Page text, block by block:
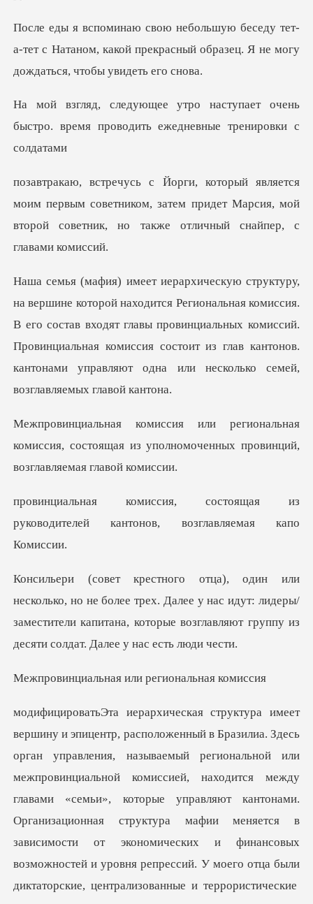
ет-
а-тет с Натаном, какой прекрасный образец.
упает очень
быстро. время проводит
первым советником, затем придет Марсия, мой
второй с
комиссия.
В его состав входят главы провинциальных комиссий.
Провинциальная комиссия состоит
ая
комиссия, состоящая из уполномоченных
ящая из
руководителей кантонов
ее трех. Далее у нас идут: лидеры/
заместители капитана, которые
ная или регион
ежду
главами «семьи», которые управляют кантонами.
Организационная структура мафии меняется в
зависимости от экономических и финансовых
возможностей и уровня репрессий. У моего отца были